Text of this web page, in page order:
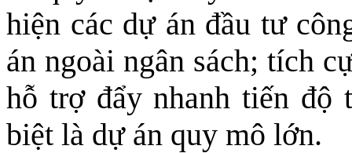
hiện các dự án đầu tư
án ngoài ngân sách; tích
hỗ trợ đẩy nhanh tiến độ
biệt là dự án quy mô lớn.